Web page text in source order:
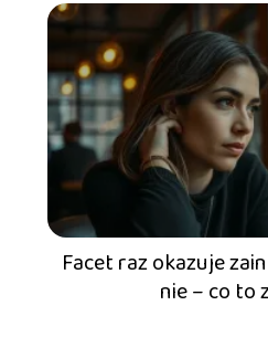
Facet raz okazuje
nie – co to